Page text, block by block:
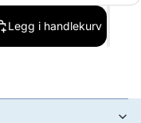
Legg i handlekurv